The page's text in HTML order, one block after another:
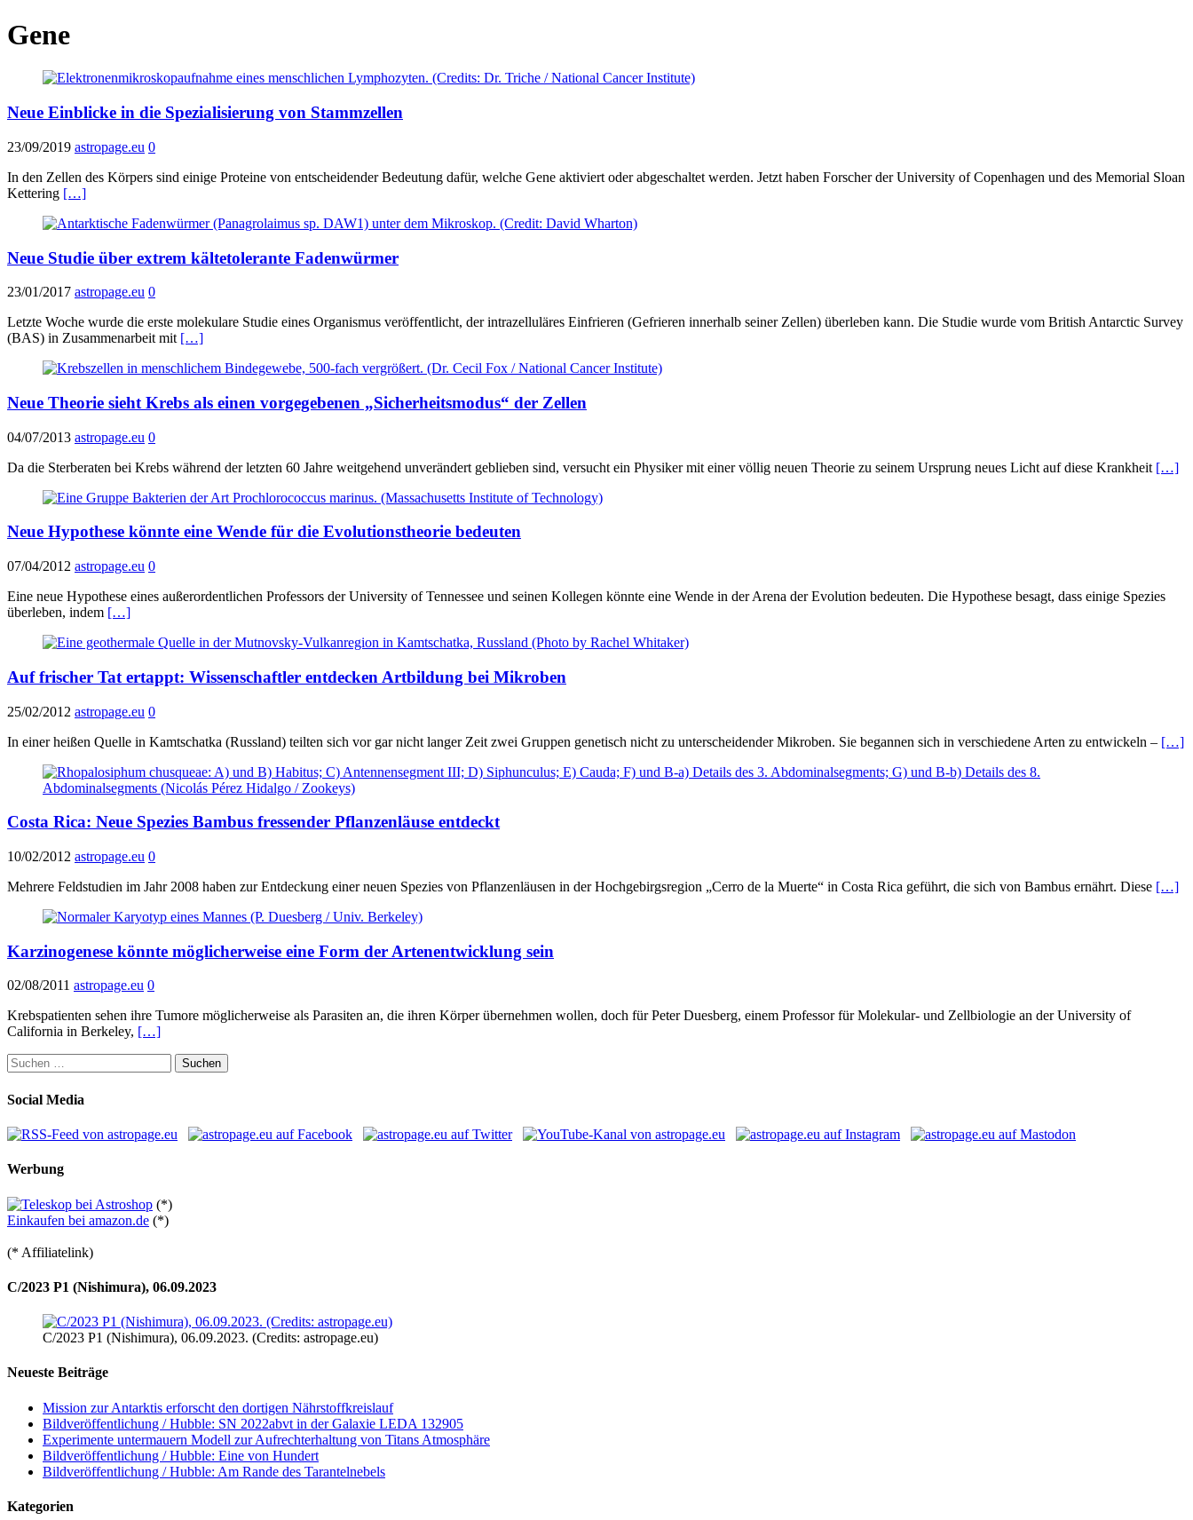
Gene
Neue Einblicke in die Spezialisierung von Stammzellen
23/09/2019 astropage.eu 0
In den Zellen des Körpers sind einige Proteine von entscheidender Bedeutung dafür, welche Gene aktiviert oder abgeschaltet werden. Jetzt haben Forscher der University of Copenhagen und des Memorial Sloan
Kettering […]
Neue Studie über extrem kältetolerante Fadenwürmer
23/01/2017 astropage.eu 0
Letzte Woche wurde die erste molekulare Studie eines Organismus veröffentlicht, der intrazelluläres Einfrieren (Gefrieren innerhalb seiner Zellen) überleben kann. Die Studie wurde vom British Antarctic Survey
(BAS) in Zusammenarbeit mit […]
Neue Theorie sieht Krebs als einen vorgegebenen „Sicherheitsmodus“ der Zellen
04/07/2013 astropage.eu 0
Da die Sterberaten bei Krebs während der letzten 60 Jahre weitgehend unverändert geblieben sind, versucht ein Physiker mit einer völlig neuen Theorie zu seinem Ursprung neues Licht auf diese Krankheit […]
Neue Hypothese könnte eine Wende für die Evolutionstheorie bedeuten
07/04/2012 astropage.eu 0
Eine neue Hypothese eines außerordentlichen Professors der University of Tennessee und seinen Kollegen könnte eine Wende in der Arena der Evolution bedeuten. Die Hypothese besagt, dass einige Spezies
überleben, indem […]
Auf frischer Tat ertappt: Wissenschaftler entdecken Artbildung bei Mikroben
25/02/2012 astropage.eu 0
In einer heißen Quelle in Kamtschatka (Russland) teilten sich vor gar nicht langer Zeit zwei Gruppen genetisch nicht zu unterscheidender Mikroben. Sie begannen sich in verschiedene Arten zu entwickeln – […]
Costa Rica: Neue Spezies Bambus fressender Pflanzenläuse entdeckt
10/02/2012 astropage.eu 0
Mehrere Feldstudien im Jahr 2008 haben zur Entdeckung einer neuen Spezies von Pflanzenläusen in der Hochgebirgsregion „Cerro de la Muerte“ in Costa Rica geführt, die sich von Bambus ernährt. Diese […]
Karzinogenese könnte möglicherweise eine Form der Artenentwicklung sein
02/08/2011 astropage.eu 0
Krebspatienten sehen ihre Tumore möglicherweise als Parasiten an, die ihren Körper übernehmen wollen, doch für Peter Duesberg, einem Professor für Molekular- und Zellbiologie an der University of
California in Berkeley, […]
Suchen
nach:
Social Media
Werbung
(*)
Einkaufen bei amazon.de (*)
(* Affiliatelink)
C/2023 P1 (Nishimura), 06.09.2023
C/2023 P1 (Nishimura), 06.09.2023. (Credits: astropage.eu)
Neueste Beiträge
Mission zur Antarktis erforscht den dortigen Nährstoffkreislauf
Bildveröffentlichung / Hubble: SN 2022abvt in der Galaxie LEDA 132905
Experimente untermauern Modell zur Aufrechterhaltung von Titans Atmosphäre
Bildveröffentlichung / Hubble: Eine von Hundert
Bildveröffentlichung / Hubble: Am Rande des Tarantelnebels
Kategorien